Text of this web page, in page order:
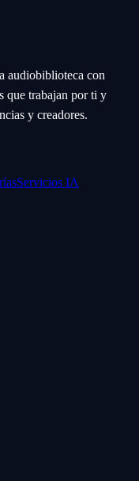
audiobiblioteca con
que trabajan por ti y
y creadores.
Servicios IA